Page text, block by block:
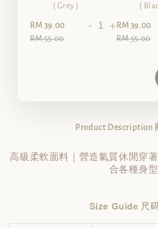
（Grey）
RM 39.00
RM 55.00
- +
（
RM 39.00
RM 55.00
Product Description
高級柔軟面料｜營造氣質休閒穿
合各種身型
Size Guide 尺